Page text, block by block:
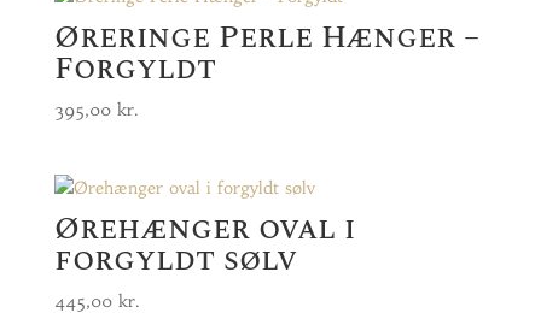
Øreringe Perle Hænger –
Forgyldt
395,00 kr.
Ørehænger oval i
forgyldt sølv
445,00 kr.